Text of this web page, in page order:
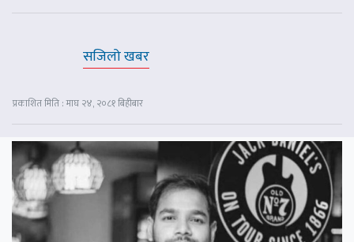
सजिलो खबर
प्रकाशित मिति : माघ २४, २०८१ बिहीबार